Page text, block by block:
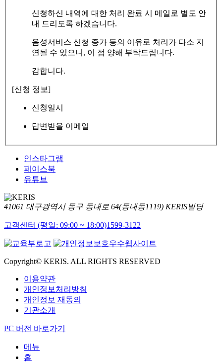
신청하신 내역에 대한 처리 완료 시 메일로 별도 안
내 드리도록 하겠습니다.
음성서비스 신청 증가 등의 이유로 처리가 다소 지
연될 수 있으니, 이 점 양해 부탁드립니다.
감합니다.
[신청 정보]
신청일시
답변받을 이메일
인스타그램
페이스북
유튜브
41061 대구광역시 동구 동내로 64(동내동1119) KERIS빌딩
고객센터 (평일: 09:00 ~ 18:00)1599-3122
Copyright© KERIS. ALL RIGHTS RESERVED
이용약관
개인정보처리방침
개인정보 재동의
기관소개
PC 버전 바로가기
메뉴
홈